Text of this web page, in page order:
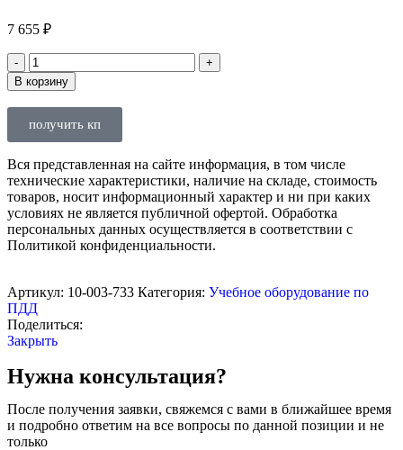
7 655 ₽
В корзину
получить кп
Вся представленная на сайте информация, в том числе
технические характеристики, наличие на складе, стоимость
товаров, носит информационный характер и ни при каких
условиях не является публичной офертой. Обработка
персональных данных осуществляется в соответствии с
Политикой конфиденциальности.
Артикул: 10-003-733 Категория: Учебное оборудование по
ПДД
Поделиться:
Закрыть
Нужна консультация?
После получения заявки, свяжемся с вами в ближайшее время
и подробно ответим на все вопросы по данной позиции и не
только